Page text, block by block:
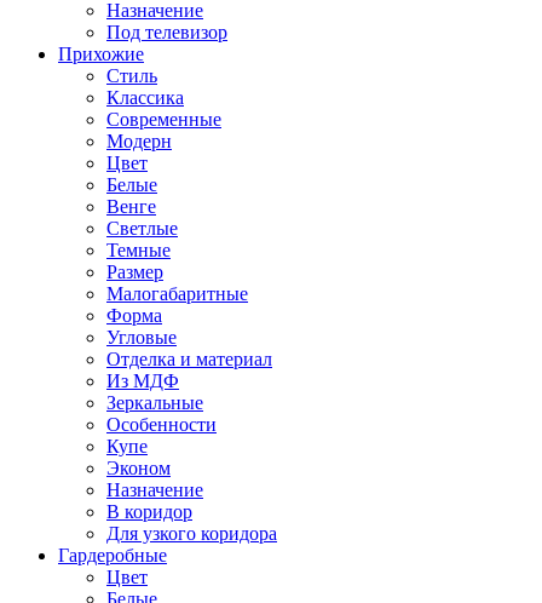
Назначение
Под телевизор
Прихожие
Стиль
Классика
Современные
Модерн
Цвет
Белые
Венге
Светлые
Темные
Размер
Малогабаритные
Форма
Угловые
Отделка и материал
Из МДФ
Зеркальные
Особенности
Купе
Эконом
Назначение
В коридор
Для узкого коридора
Гардеробные
Цвет
Белые